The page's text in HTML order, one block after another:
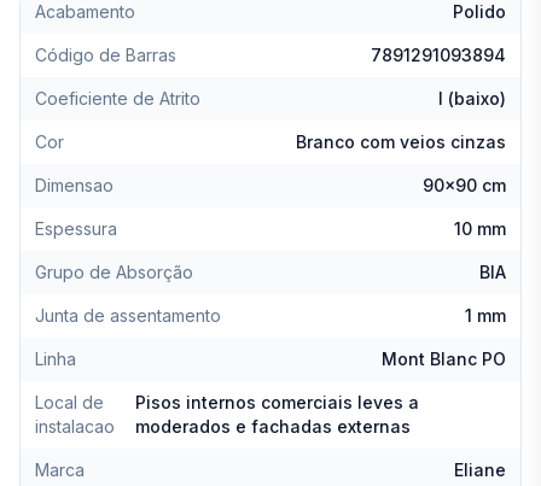
Acabamento Polido
Código de Barras 7891291093894
Coeficiente de Atrito I (baixo)
Cor Branco com veios cinzas
Dimensao 90x90 cm
Espessura 10 mm
Grupo de Absorção BIA
Junta de assentamento 1 mm
Linha Mont Blanc PO
Local de
instalacao
Pisos internos comerciais leves a
moderados e fachadas externas
Marca Eliane